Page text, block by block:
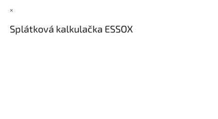
×
Splátková kalkulačka ESSOX